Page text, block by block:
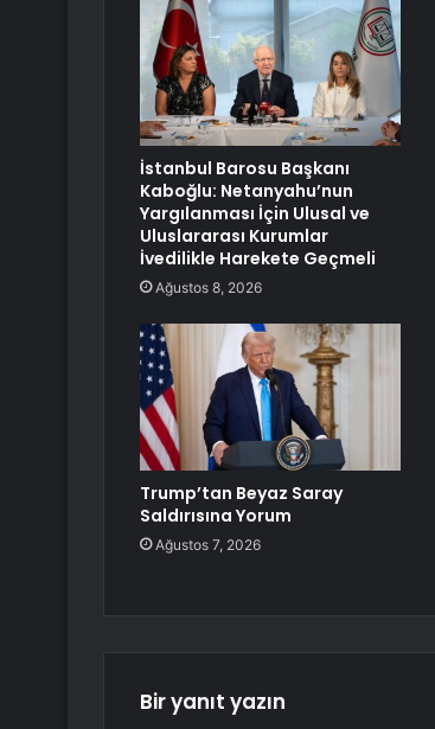
İstanbul Barosu Başkanı
Kaboğlu: Netanyahu’nun
Yargılanması İçin Ulusal ve
Uluslararası Kurumlar
İvedilikle Harekete Geçmeli
Ağustos 8, 2026
Trump’tan Beyaz Saray
Saldırısına Yorum
Ağustos 7, 2026
Bir yanıt yazın